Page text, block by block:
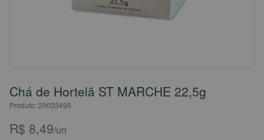
Chá de Hortelã ST MARCHE 22,5g
Produto: 20033495
R$ 8,49/un